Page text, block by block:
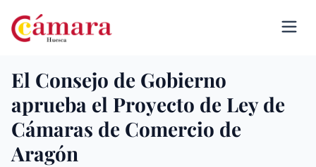
El Consejo de Gobierno
aprueba el Proyecto de Ley de
Cámaras de Comercio de
Aragón